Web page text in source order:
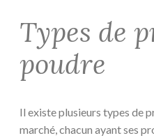
Types de
poudre
Il existe plusieurs types de
marché, chacun ayant ses